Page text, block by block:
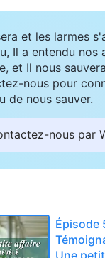
et les larmes
Il a entendu nos
et Il nous
nous pour
de nous sauver.
nous par
Épisode
Une